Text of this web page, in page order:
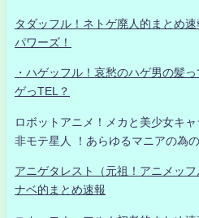
タダッフル！ネトゲ廃人的まとめ
パワーズ！
・ハゲッフル！哀愁のハゲ男の髪
ゲっTEL？
ロボットアニメ！メカと美少女キ
非モテ星人 ！あらゆるマニアの為
アニゲタレスト（元祖！アニメッ
ナベ的まとめ速報